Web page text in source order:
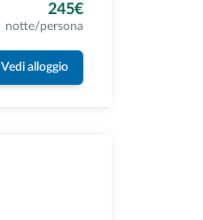
245€
notte/persona
Vedi alloggio